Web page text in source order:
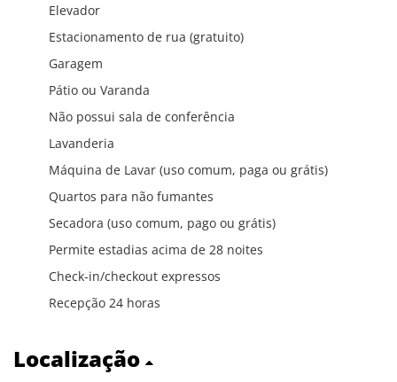
Elevador
Estacionamento de rua (gratuito)
Garagem
Pátio ou Varanda
Não possui sala de conferência
Lavanderia
Máquina de Lavar (uso comum, paga ou grátis)
Quartos para não fumantes
Secadora (uso comum, pago ou grátis)
Permite estadias acima de 28 noites
Check-in/checkout expressos
Recepção 24 horas
Localização